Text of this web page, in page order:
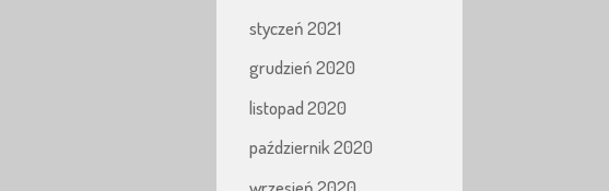
styczeń 2021
grudzień 2020
listopad 2020
październik 2020